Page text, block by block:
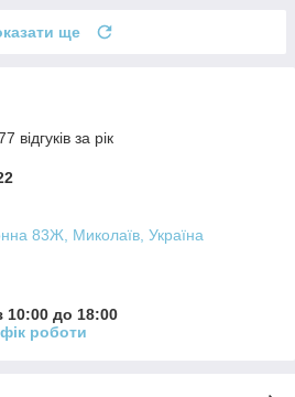
ще
відгуків за рік
83Ж, Миколаїв, Україна
10:00 до 18:00
роботи